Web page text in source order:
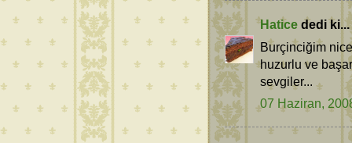
Hatice dedi ki...
Burçinciğim
huzurlu ve
sevgiler...
07 Haziran,